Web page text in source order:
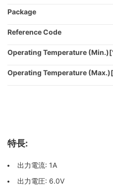
Package
Reference Code
Operating Temperature
Operating Temperature
特長:
出力電流: 1A
出力電圧: 6.0V